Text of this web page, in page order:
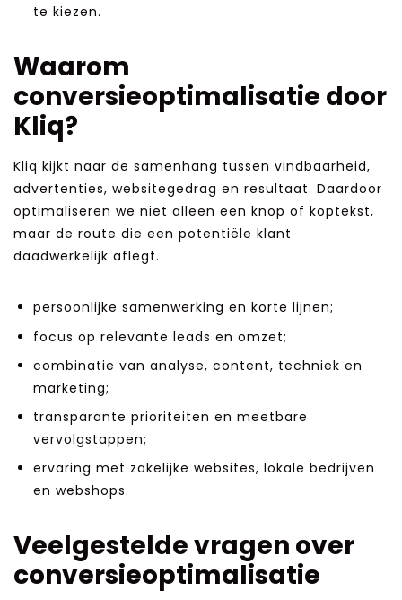
te kiezen.
Waarom
conversieoptimalisatie door
Kliq?
Kliq kijkt naar de samenhang tussen vindbaarheid,
advertenties, websitegedrag en resultaat. Daardoor
optimaliseren we niet alleen een knop of koptekst,
maar de route die een potentiële klant
daadwerkelijk aflegt.
persoonlijke samenwerking en korte lijnen;
focus op relevante leads en omzet;
combinatie van analyse, content, techniek en
marketing;
transparante prioriteiten en meetbare
vervolgstappen;
ervaring met zakelijke websites, lokale bedrijven
en webshops.
Veelgestelde vragen over
conversieoptimalisatie